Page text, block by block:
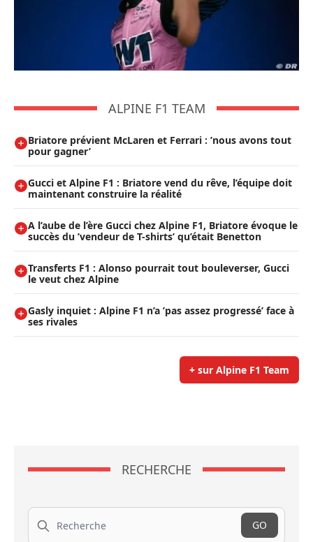
ALPINE F1 TEAM
Briatore prévient McLaren et Ferrari : ’nous avons tout
pour gagner’
Gucci et Alpine F1 : Briatore vend du rêve, l’équipe doit
maintenant construire la réalité
A l’aube de l’ère Gucci chez Alpine F1, Briatore évoque le
succès du ’vendeur de T-shirts’ qu’était Benetton
Transferts F1 : Alonso pourrait tout bouleverser, Gucci
le veut chez Alpine
Gasly inquiet : Alpine F1 n’a ’pas assez progressé’ face à
ses rivales
+ sur Alpine F1 Team
RECHERCHE
Recherche
GO